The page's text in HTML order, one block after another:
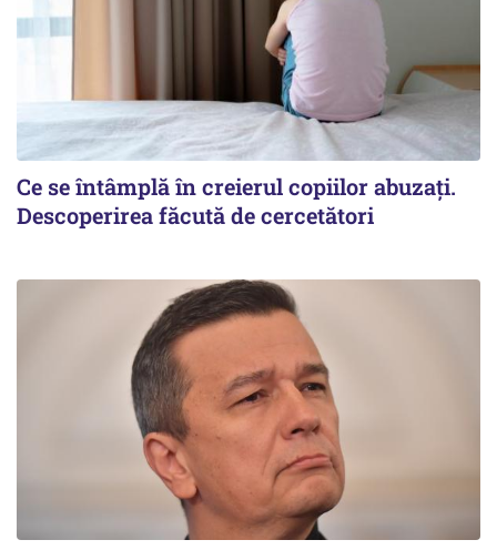
Ce se întâmplă în creierul copiilor abuzați.
Descoperirea făcută de cercetători